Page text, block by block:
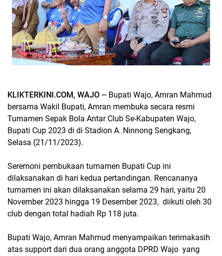
KLIKTERKINI.COM, WAJO -- Bupati Wajo, Amran Mahmud
bersama Wakil Bupati, Amran membuka secara resmi
Turnamen Sepak Bola Antar Club Se-Kabupaten Wajo,
Bupati Cup 2023 di di Stadion A. Ninnong Sengkang,
Selasa (21/11/2023).
Seremoni pembukaan turnamen Bupati Cup ini
dilaksanakan di hari kedua pertandingan. Rencananya
turnamen ini akan dilaksanakan selama 29 hari, yaitu 20
November 2023 hingga 19 Desember 2023, diikuti oleh 30
club dengan total hadiah Rp 118 juta.
Bupati Wajo, Amran Mahmud menyampaikan terimakasih
atas support dari dua orang anggota DPRD Wajo yang